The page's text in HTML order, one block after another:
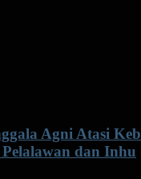
Agni Atasi
dan Inhu